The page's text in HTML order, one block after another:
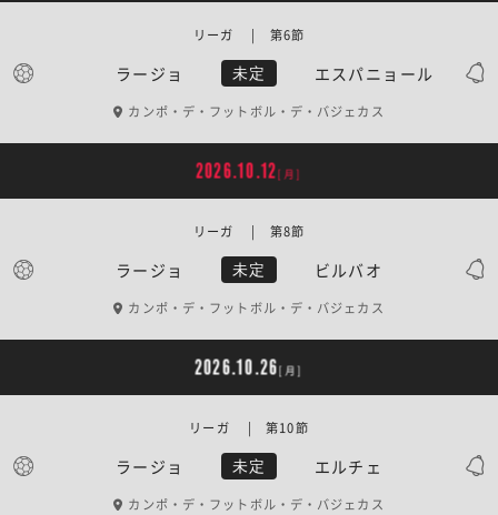
ラージョ 未定 エスパニョール
リーガ | 第6節
カンポ・デ・フットボル・デ・バジェカス
2026.10.12[月]
ラージョ 未定 ビルバオ
リーガ | 第8節
カンポ・デ・フットボル・デ・バジェカス
2026.10.26[月]
ラージョ 未定 エルチェ
リーガ | 第10節
カンポ・デ・フットボル・デ・バジェカス